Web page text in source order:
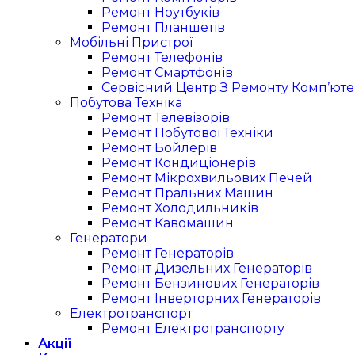
Ремонт Ноутбуків
Ремонт Планшетів
Мобільні Пристрої
Ремонт Телефонів
Ремонт Смартфонів
Сервісний Центр З Ремонту
Побутова Техніка
Ремонт Телевізорів
Ремонт Побутової Техніки
Ремонт Бойлерів
Ремонт Кондиціонерів
Ремонт Мікрохвильових Печей
Ремонт Пральних Машин
Ремонт Холодильників
Ремонт Кавомашин
Генератори
Ремонт Генераторів
Ремонт Дизельних Генераторів
Ремонт Бензинових Генераторів
Ремонт Інверторних Генераторів
Електротранспорт
Ремонт Електротранспорту
Акції